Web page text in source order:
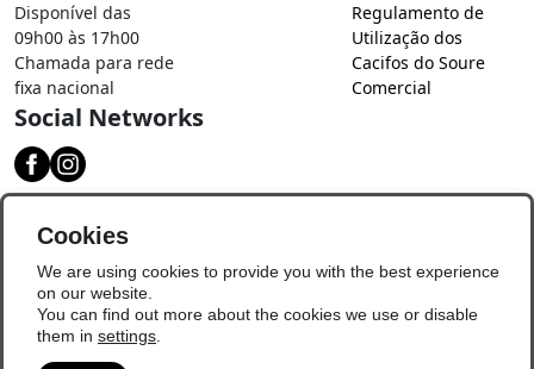
Disponível das
09h00 às 17h00
Chamada para rede
fixa nacional
Regulamento de
Utilização dos
Cacifos do Soure
Comercial
Social Networks
Cookies
We are using cookies to provide you with the best experience
on our website.
You can find out more about the cookies we use or disable
them in settings